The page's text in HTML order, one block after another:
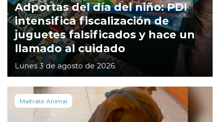
Adportas del día del niño: PDI
intensifica fiscalización de
juguetes falsificados y hace un
llamado al cuidado
Lunes 3 de agosto de 2026
Maltrato Animal